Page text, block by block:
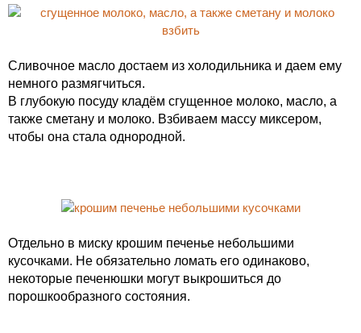
Сливочное масло достаем из холодильника и даем ему
немного размягчиться.
В глубокую посуду кладём сгущенное молоко, масло, а
также сметану и молоко. Взбиваем массу миксером,
чтобы она стала однородной.
Отдельно в миску крошим печенье небольшими
кусочками. Не обязательно ломать его одинаково,
некоторые печенюшки могут выкрошиться до
порошкообразного состояния.